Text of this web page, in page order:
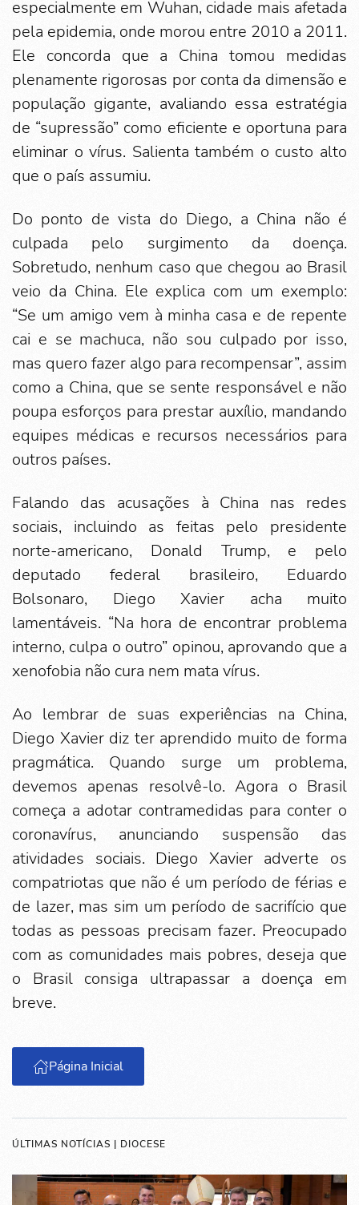
especialmente em Wuhan, cidade mais afetada
pela epidemia, onde morou entre 2010 a 2011.
Ele concorda que a China tomou medidas
plenamente rigorosas por conta da dimensão e
população gigante, avaliando essa estratégia
de “supressão” como eficiente e oportuna para
eliminar o vírus. Salienta também o custo alto
que o país assumiu.
Do ponto de vista do Diego, a China não é
culpada pelo surgimento da doença.
Sobretudo, nenhum caso que chegou ao Brasil
veio da China. Ele explica com um exemplo:
“Se um amigo vem à minha casa e de repente
cai e se machuca, não sou culpado por isso,
mas quero fazer algo para recompensar”, assim
como a China, que se sente responsável e não
poupa esforços para prestar auxílio, mandando
equipes médicas e recursos necessários para
outros países.
Falando das acusações à China nas redes
sociais, incluindo as feitas pelo presidente
norte-americano, Donald Trump, e pelo
deputado federal brasileiro, Eduardo
Bolsonaro, Diego Xavier acha muito
lamentáveis. “Na hora de encontrar problema
interno, culpa o outro” opinou, aprovando que a
xenofobia não cura nem mata vírus.
Ao lembrar de suas experiências na China,
Diego Xavier diz ter aprendido muito de forma
pragmática. Quando surge um problema,
devemos apenas resolvê-lo. Agora o Brasil
começa a adotar contramedidas para conter o
coronavírus, anunciando suspensão das
atividades sociais. Diego Xavier adverte os
compatriotas que não é um período de férias e
de lazer, mas sim um período de sacrifício que
todas as pessoas precisam fazer. Preocupado
com as comunidades mais pobres, deseja que
o Brasil consiga ultrapassar a doença em
breve.
Página Inicial
ÚLTIMAS NOTÍCIAS | DIOCESE